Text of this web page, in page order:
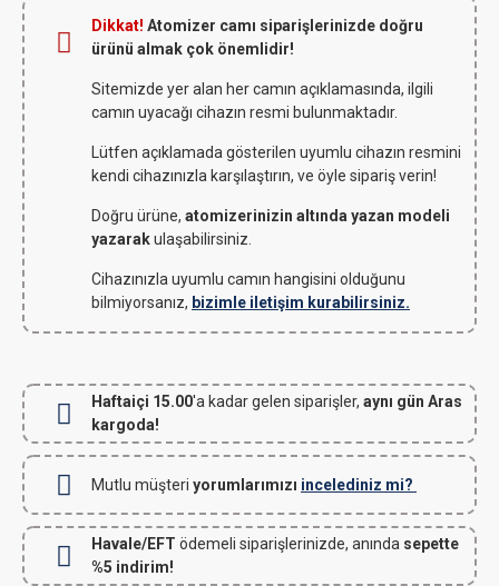
Dikkat! Atomizer camı siparişlerinizde doğru
ürünü almak çok önemlidir!
Sitemizde yer alan her camın açıklamasında, ilgili
camın uyacağı cihazın resmi bulunmaktadır.
Lütfen açıklamada gösterilen uyumlu cihazın resmini
kendi cihazınızla karşılaştırın, ve öyle sipariş verin!
Doğru ürüne, atomizerinizin altında yazan modeli
yazarakulaşabilirsiniz.
Cihazınızla uyumlu camın hangisini olduğunu
bilmiyorsanız, bizimle iletişim kurabilirsiniz.
Haftaiçi 15.00'a kadar gelen siparişler, aynı gün Aras
kargoda!
Mutlu müşteri yorumlarımızı incelediniz mi?
Havale/EFT ödemeli siparişlerinizde, anında sepette
%5 indirim!